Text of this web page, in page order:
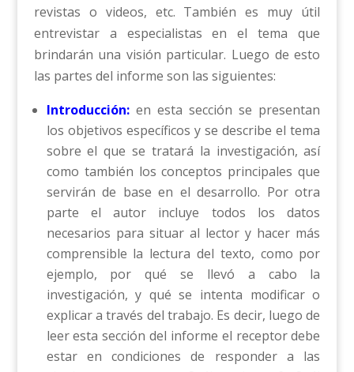
revistas o videos, etc. También es muy útil
entrevistar a especialistas en el tema que
brindarán una visión particular. Luego de esto
las partes del informe son las siguientes:
Introducción:en esta sección se presentan
los objetivos específicos y se describe el tema
sobre el que se tratará la investigación, así
como también los conceptos principales que
servirán de base en el desarrollo. Por otra
parte el autor incluye todos los datos
necesarios para situar al lector y hacer más
comprensible la lectura del texto, como por
ejemplo, por qué se llevó a cabo la
investigación, y qué se intenta modificar o
explicar a través del trabajo. Es decir, luego de
leer esta sección del informe el receptor debe
estar en condiciones de responder a las